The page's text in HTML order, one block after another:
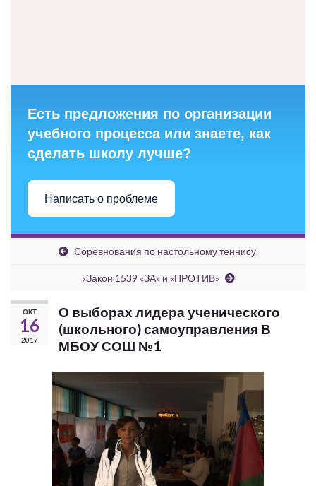
Есть предложения по организации
учебного процесса или знаете, как
сделать школу лучше?
Написать о проблеме
Соревнования по настольному теннису.
«Закон 1539 «ЗА» и «ПРОТИВ»
ОКТ
16
2017
О выборах лидера ученического
(школьного) самоуправления В
МБОУ СОШ №1